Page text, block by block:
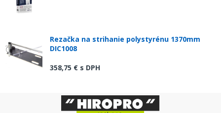
Rezačka na strihanie polystyrénu 1370mm
DIC1008
358,75 € s DPH